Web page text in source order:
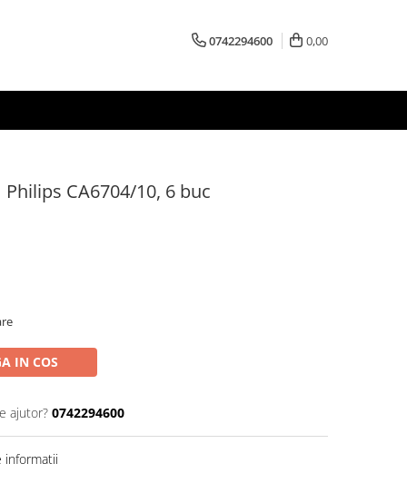
0742294600 0,00
CA6704/10, 6 buc
IN COS
ajutor? 0742294600
informatii